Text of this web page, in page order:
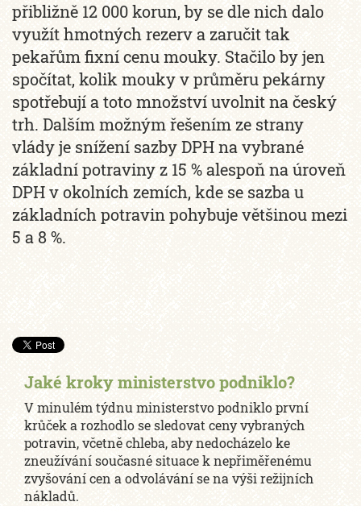
přibližně 12 000 korun, by se dle nich dalo
využít hmotných rezerv a zaručit tak
pekařům fixní cenu mouky. Stačilo by jen
spočítat, kolik mouky v průměru pekárny
spotřebují a toto množství uvolnit na český
trh. Dalším možným řešením ze strany
vlády je snížení sazby DPH na vybrané
základní potraviny z 15 % alespoň na úroveň
DPH v okolních zemích, kde se sazba u
základních potravin pohybuje většinou mezi
5 a 8 %.
Jaké kroky ministerstvo podniklo?
V minulém týdnu ministerstvo podniklo první
krůček a rozhodlo se sledovat ceny vybraných
potravin, včetně chleba, aby nedocházelo ke
zneužívání současné situace k nepřiměřenému
zvyšování cen a odvolávání se na výši režijních
nákladů.